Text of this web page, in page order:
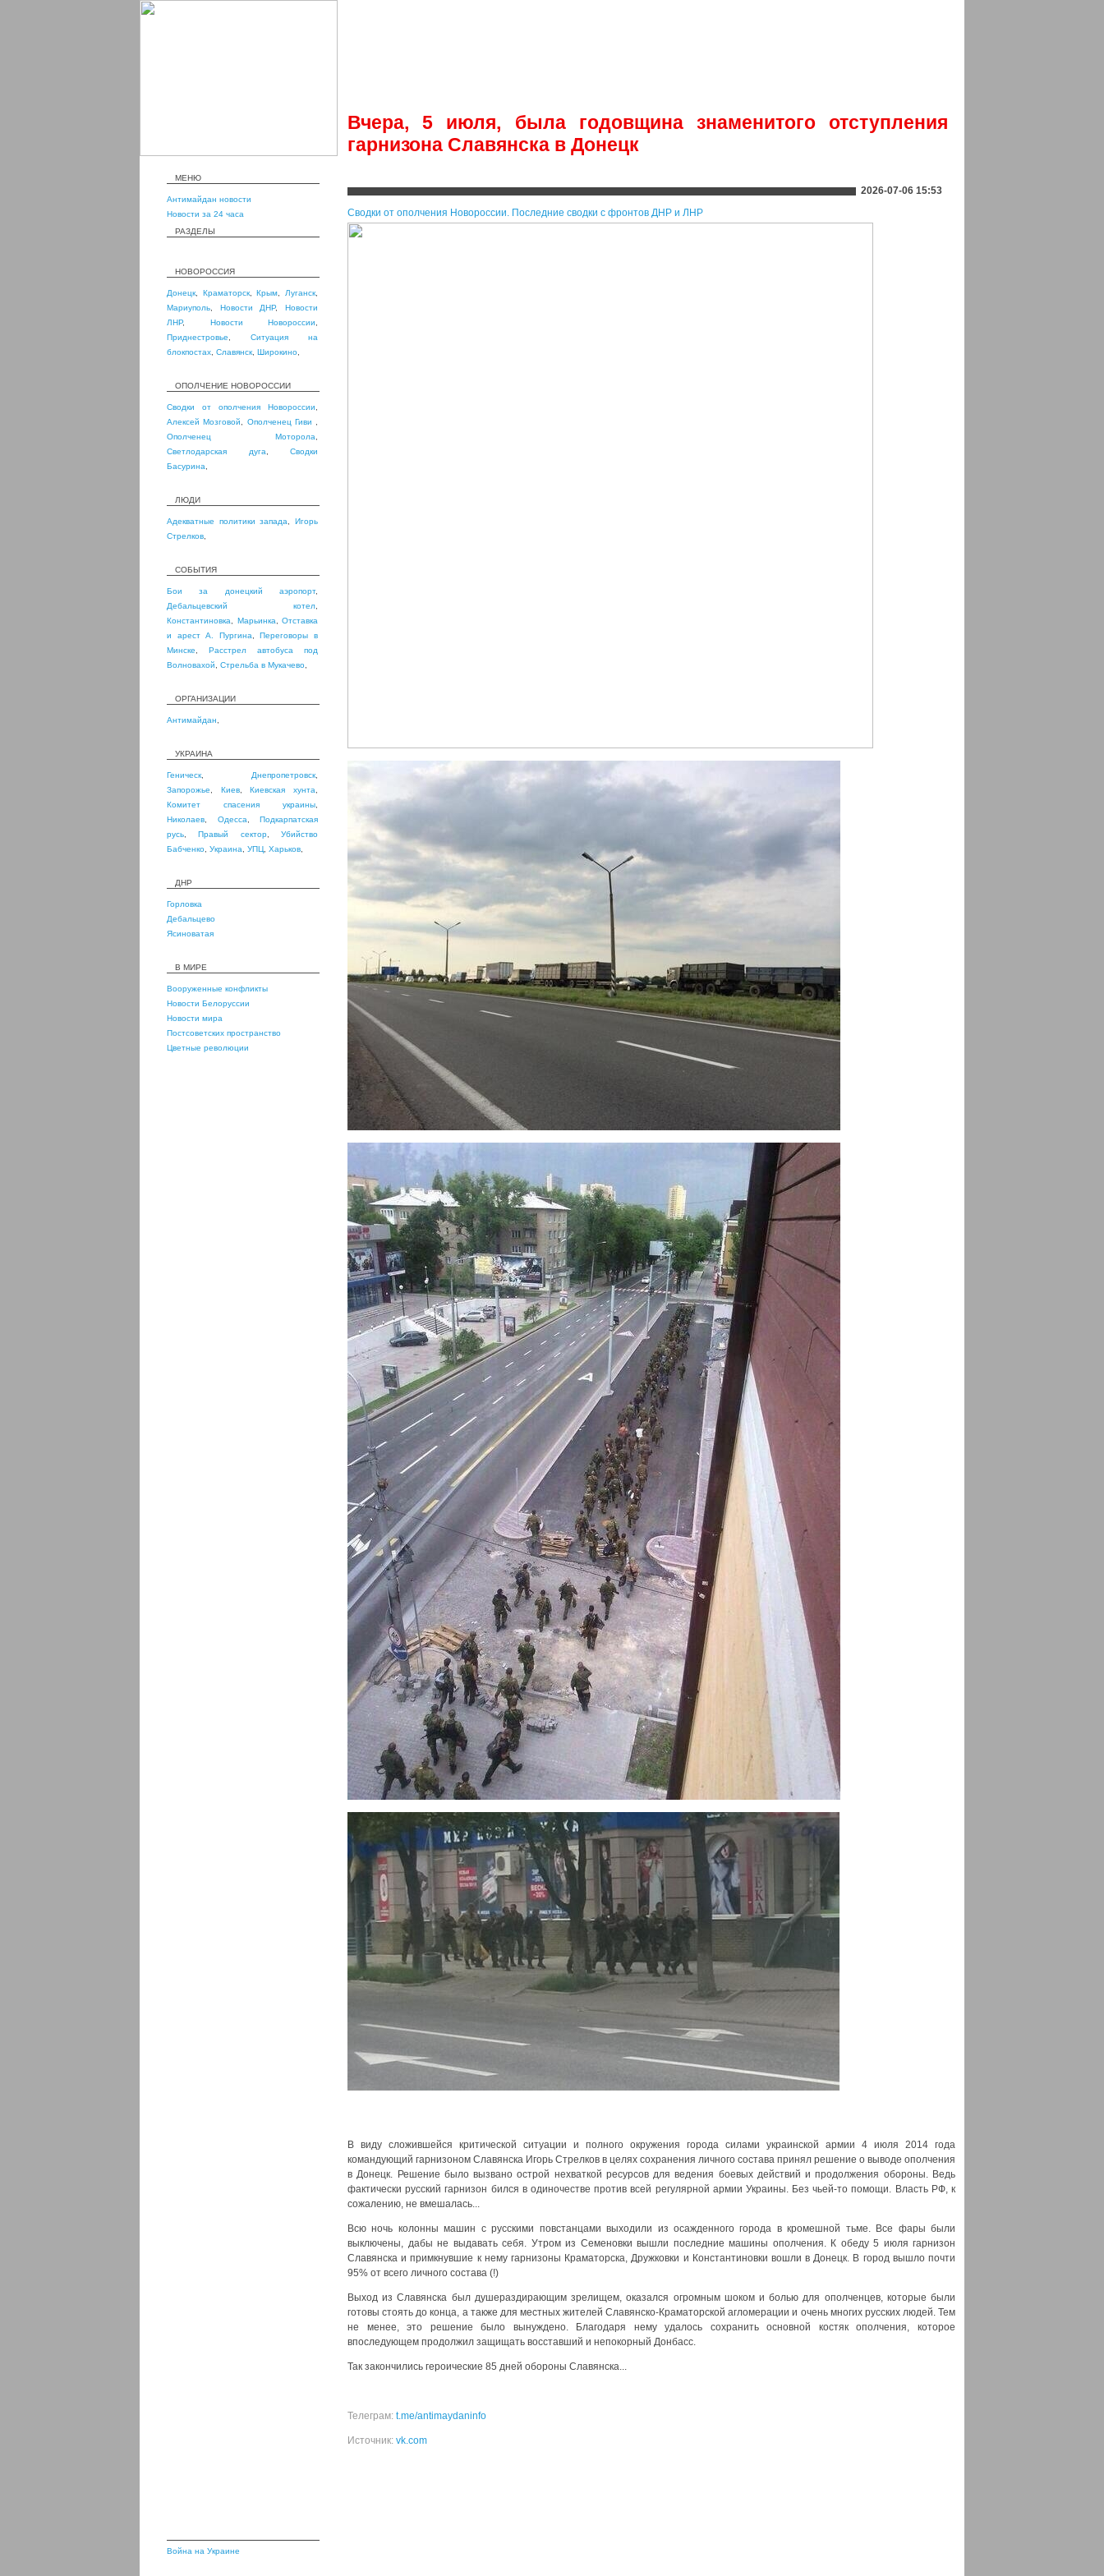
Вчера, 5 июля, была годовщина знаменитого отступления
гарнизона Славянска в Донецк
МЕНЮ
Антимайдан новости
Новости за 24 часа
РАЗДЕЛЫ
НОВОРОССИЯ
Донецк Краматорск,Крым Луганск
Мариуполь
Новости ДНР,Новости
ЛНР, Новости Новороссии
Приднестровье
Ситуация на
блокпостах Славянск Широкино
ОПОЛЧЕНИЕ НОВОРОССИИ
Сводки от ополчения Новороссии
Алексей Мозговой
Ополченец Гиви
Ополченец Моторола
Светлодарская дуга
Сводки
Басурина
ЛЮДИ
Адекватные политики запада ,Игорь
Стрелков
СОБЫТИЯ
Бои за донецкий аэропорт,
Дебальцевский котел
Константиновка
Марьинка
Отставка
и арест А. Пургина ,Переговоры в
Минске
Расстрел автобуса под
Волновахой
Стрельба в Мукачево
ОРГАНИЗАЦИИ
Антимайдан
УКРАИНА
Геническ Днепропетровск
Запорожье
Киев,Киевская хунта
Комитет спасения украины
Николаев
Одесса
Подкарпатская
русь ,Правый сектор,Убийство
Бабченко Украина УПЦ Харьков
ДНР
Горловка
Дебальцево
Ясиноватая
В МИРЕ
Вооруженные конфликты
Новости Белоруссии
Новости мира
Постсоветских пространство
Цветные революции
Война на Украине
2026-07-06 15:53
Сводки от ополчения Новороссии. Последние сводки с фронтов ДНР и ЛНР
В виду сложившейся критической ситуации и полного окружения города силами украинской армии 4 июля 2014 года
командующий гарнизоном Славянска Игорь Стрелков в целях сохранения личного состава принял решение о выводе ополчения
в Донецк. Решение было вызвано острой нехваткой ресурсов для ведения боевых действий и продолжения обороны. Ведь
фактически русский гарнизон бился в одиночестве против всей регулярной армии Украины. Без чьей-то помощи. Власть РФ, к
сожалению, не вмешалась...
Всю ночь колонны машин с русскими повстанцами выходили из осажденного города в кромешной тьме. Все фары были
выключены, дабы не выдавать себя. Утром из Семеновки вышли последние машины ополчения. К обеду 5 июля гарнизон
Славянска и примкнувшие к нему гарнизоны Краматорска, Дружковки и Константиновки вошли в Донецк. В город вышло почти
95% от всего личного состава (!)
Выход из Славянска был душераздирающим зрелищем, оказался огромным шоком и болью для ополченцев, которые были
готовы стоять до конца, а также для местных жителей Славянско-Краматорской агломерации и очень многих русских людей. Тем
не менее, это решение было вынуждено. Благодаря нему удалось сохранить основной костяк ополчения, которое
впоследующем продолжил защищать восставший и непокорный Донбасс.
Так закончились героические 85 дней обороны Славянска...
Телеграм: t.me/antimaydaninfo
Источник: vk.com